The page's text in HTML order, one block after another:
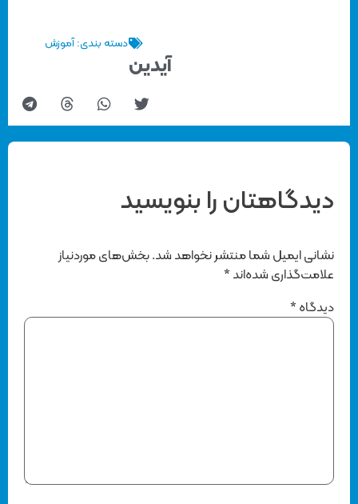
دسته بندی:آموزش
آیدین
دیدگاهتان را بنویسید
نشانی ایمیل شما منتشر نخواهد شد. بخش‌های موردنیاز
علامت‌گذاری شده‌اند*
دیدگاه*